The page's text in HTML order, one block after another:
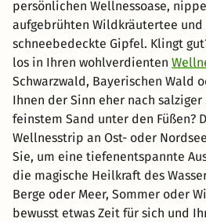
persönlichen Wellnessoase,
aufgebrühten Wildkräutertee
schneebedeckte Gipfel. Klingt
los in Ihren wohlverdienten
Schwarzwald, Bayerischen Wald
Ihnen der Sinn eher nach
feinstem Sand unter den Füßen?
Wellnesstrip an Ost- oder
Sie, um eine tiefenentspannte
die magische Heilkraft des
Berge oder Meer, Sommer oder
bewusst etwas Zeit für sich und